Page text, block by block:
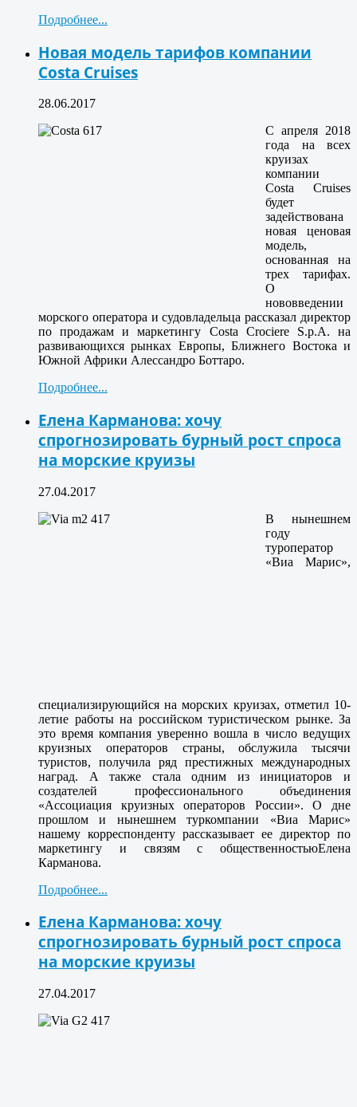
Подробнее...
Новая модель тарифов компании
Costa Cruises
28.06.2017
С апреля 2018
года на всех
круизах
компании
Costa Cruises
будет
задействована
новая ценовая
модель,
основанная на
трех тарифах.
О
нововведении
морского оператора и судовладельца рассказал директор
по продажам и маркетингу Costa Crociere S.p.A. на
развивающихся рынках Европы, Ближнего Востока и
Южной Африки Алессандро Боттаро.
Подробнее...
Елена Карманова: хочу
спрогнозировать бурный рост спроса
на морские круизы
27.04.2017
В нынешнем
году
туроператор
«Виа Марис»,
специализирующийся на морских круизах, отметил 10-
летие работы на российском туристическом рынке. За
это время компания уверенно вошла в число ведущих
круизных операторов страны, обслужила тысячи
туристов, получила ряд престижных международных
наград. А также стала одним из инициаторов и
создателей профессионального объединения
«Ассоциация круизных операторов России». О дне
прошлом и нынешнем туркомпании «Виа Марис»
нашему корреспонденту рассказывает ее директор по
маркетингу и связям с общественностьюЕлена
Карманова.
Подробнее...
Елена Карманова: хочу
спрогнозировать бурный рост спроса
на морские круизы
27.04.2017